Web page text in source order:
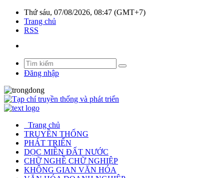
Thứ sáu, 07/08/2026, 08:47 (GMT+7)
Trang chủ
RSS
Đăng nhập
Trang chủ
TRUYỀN THỐNG
PHÁT TRIỂN
DỌC MIỀN ĐẤT NƯỚC
CHỮ NGHỀ CHỮ NGHIỆP
KHÔNG GIAN VĂN HÓA